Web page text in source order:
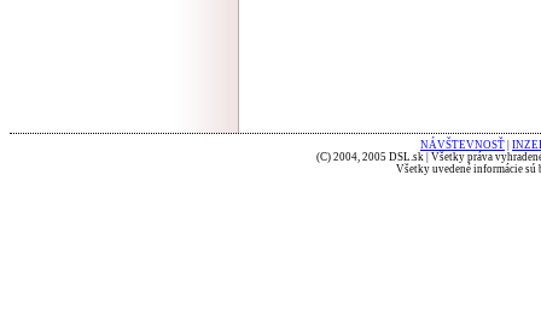
NÁVŠTEVNOSŤ
(C) 2004, 2005 DSL.sk | Všetky práva
Všetky uvedené informácie sú